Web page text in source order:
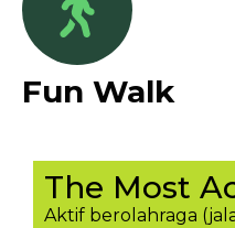
Fun Walk
The Most
Aktif berolahraga